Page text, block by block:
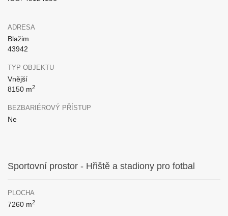
ADRESA
Blažim
43942
TYP OBJEKTU
Vnější
8150 m2
BEZBARIÉROVÝ PŘÍSTUP
Ne
Sportovní prostor - Hřiště a stadiony pro fotbal
PLOCHA
7260 m2